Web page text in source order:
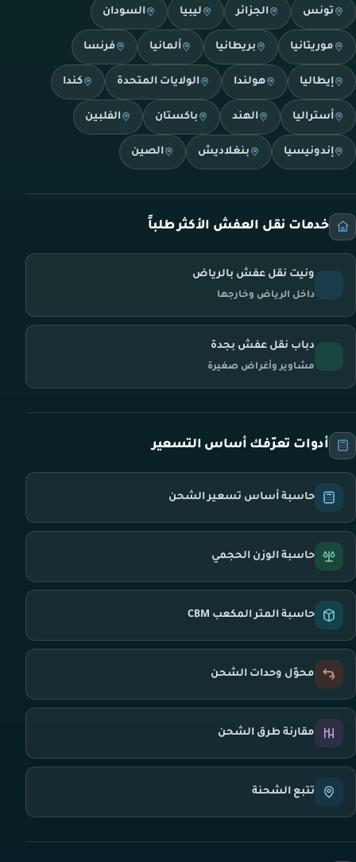
تونس الجزائر ليبيا السودان
موريتانيا بريطانيا ألمانيا فرنسا
إيطاليا هولندا الولايات المتحدة كندا
أستراليا الهند باكستان الفلبين
إندونيسيا بنغلاديش الصين
خدمات نقل العفش الأكثر طلباً
ونيت نقل عفش بالرياض
داخل الرياض وخارجها
دباب نقل عفش بجدة
مشاوير وأغراض صغيرة
أدوات تعرّفك أساس التسعير
حاسبة أساس تسعير الشحن
حاسبة الوزن الحجمي
حاسبة المتر المكعب CBM
محوّل وحدات الشحن
مقارنة طرق الشحن
تتبع الشحنة